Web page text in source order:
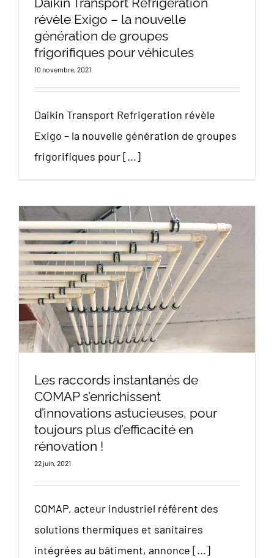
révèle Exigo – la nouvelle
génération de groupes
frigorifiques pour véhicules
10 novembre, 2021
Daikin Transport Refrigeration révèle
Exigo – la nouvelle génération de groupes
frigorifiques pour [...]
Les raccords instantanés de
COMAP s’enrichissent
d’innovations astucieuses, pour
toujours plus d’efficacité en
rénovation !
22 juin, 2021
COMAP, acteur industriel référent des
solutions thermiques et sanitaires
intégrées au bâtiment, annonce [...]